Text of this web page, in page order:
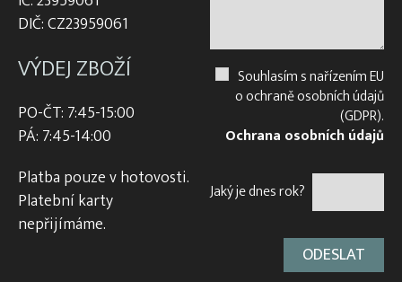
DIČ: CZ23959061
VÝDEJ ZBOŽÍ
PO-ČT: 7:45-15:00
PÁ: 7:45-14:00
Platba pouze v hotovosti.
Platební karty
nepřijímáme.
Souhlasím s nařízením EU
o ochraně osobních údajů
(GDPR).
Ochrana osobních údajů
Jaký je dnes rok?